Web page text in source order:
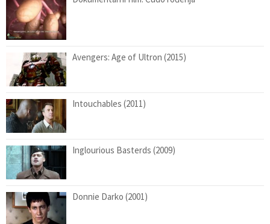
Avengers: Age of Ultron (2015)
Intouchables (2011)
Inglourious Basterds (2009)
Donnie Darko (2001)